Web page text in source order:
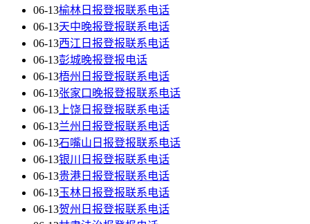
06-13榆林日报登报联系电话
06-13天中晚报登报联系电话
06-13西江日报登报联系电话
06-13彭城晚报登报电话
06-13梧州日报登报联系电话
06-13张家口晚报登报联系电话
06-13 上饶日报登报联系电话
06-13兰州日报登报联系电话
06-13石嘴山日报登报联系电话
06-13银川日报登报联系电话
06-13贵港日报登报联系电话
06-13玉林日报登报联系电话
06-13贺州日报登报联系电话